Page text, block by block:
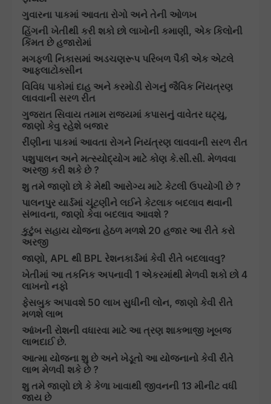
ગુવારના પાકમાં આવતા રોગો અને તેની ઓળખ
હિંગની ખેતીથી કરી શકો છો લાખોની કમાણી, એક કિલોની
કિંમત છે હજારોમાં
મગફળી નિકાસમાં અડચણરૂપ પરિબળ પૈકી એક એટલે
આફલાટોક્સીન
વિવિધ પાકોમાં દાહ અને કરમોડી રોગનું જૈવિક નિંયત્રણ
લાવવાની સરળ રીત
ગુજરાત સિવાય તમામ રાજ્યમાં કપાસનું વાવેતર ઘટ્યુ,
જાણો કેવુ રહેશે બજાર
રીંણીના પાકમાં આવતા રોગને નિયંત્રણ લાવવાની સરળ રીત
પશુપાલન અને મત્સ્યોદ્યોગ માટે કોણ કે.સી.સી. મેળવવા
અરજી કરી શકે છે ?
શુ તમે જાણો છો કે મેથી આરોગ્ય માટે કેટલી ઉપયોગી છે ?
પાલનપુર યાર્ડમાં ચૂંટણીને લઈને કેટલાક બદલાવ થવાની
સંભાવના, જાણો કેવા બદલાવ આવશે ?
કુટુંબ સહાય યોજના હેઠળ મળશે 20 હજાર આ રીતે કરો
અરજી
જાણો, APL થી BPL રેશનકાર્ડમાં કેવી રીતે બદલાવવુ?
ખેતીમાં આ તકનિક અપનાવી 1 એકરમાંથી મેળવી શકો છો 4
લાખનો નફો
ફેસબુક અપાવશે 50 લાખ સુધીની લોન, જાણો કેવી રીતે
મળશે લાભ
આંખની રોશની વધારવા માટે આ ત્રણ શાકભાજી ખૂબજ
લાભદાઈ છે.
આત્મા યોજના શુ છે અને ખેડૂતો આ યોજનાનો કેવી રીતે
લાભ મેળવી શકે છે ?
શુ તમે જાણો છો કે કેળા ખાવાથી જીવનની 13 મીનીટ વધી
જાય છે